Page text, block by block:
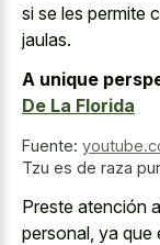
si se les permite
jaulas.
A unique
De La Florida
Fuente:
Tzu es de raza
Preste atención
personal, ya que